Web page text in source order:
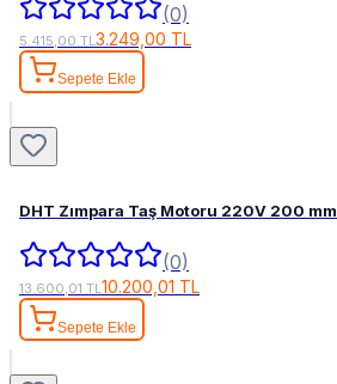
(0)
5.415,00 TL3.249,00 TL
Sepete Ekle
DHT Zımpara Taş Motoru 220V 200 mm
(0)
13.600,01 TL10.200,01 TL
Sepete Ekle